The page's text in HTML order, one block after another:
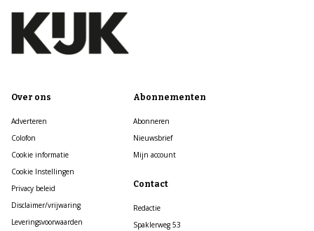
Over ons
Adverteren
Colofon
Cookie informatie
Cookie Instellingen
Privacy beleid
Disclaimer/vrijwaring
Leveringsvoorwaarden
Abonnementen
Abonneren
Nieuwsbrief
Mijn account
Contact
Redactie
Spaklerweg 53